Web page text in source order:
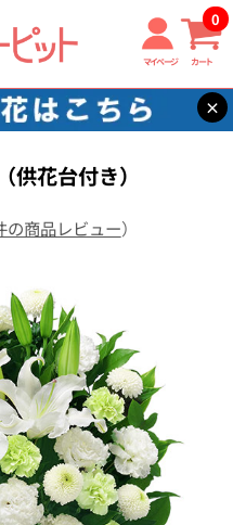
マイページ カート
0
×
【お供え・お悔やみの花】お
花台付き）
の商品レビュー）